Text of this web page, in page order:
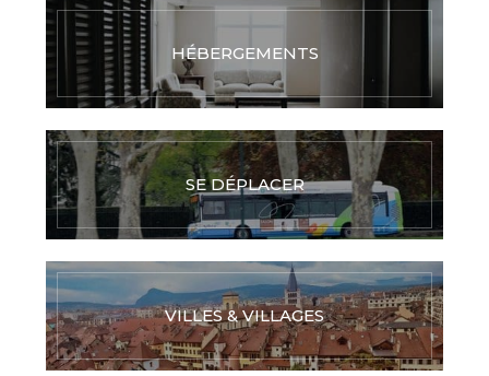
HÉBERGEMENTS
SE DÉPLACER
VILLES & VILLAGES